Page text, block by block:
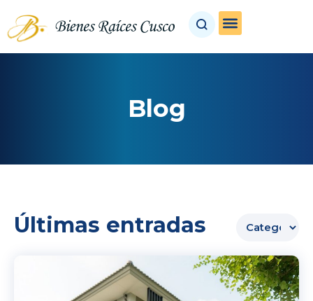
Blog
Últimas entradas